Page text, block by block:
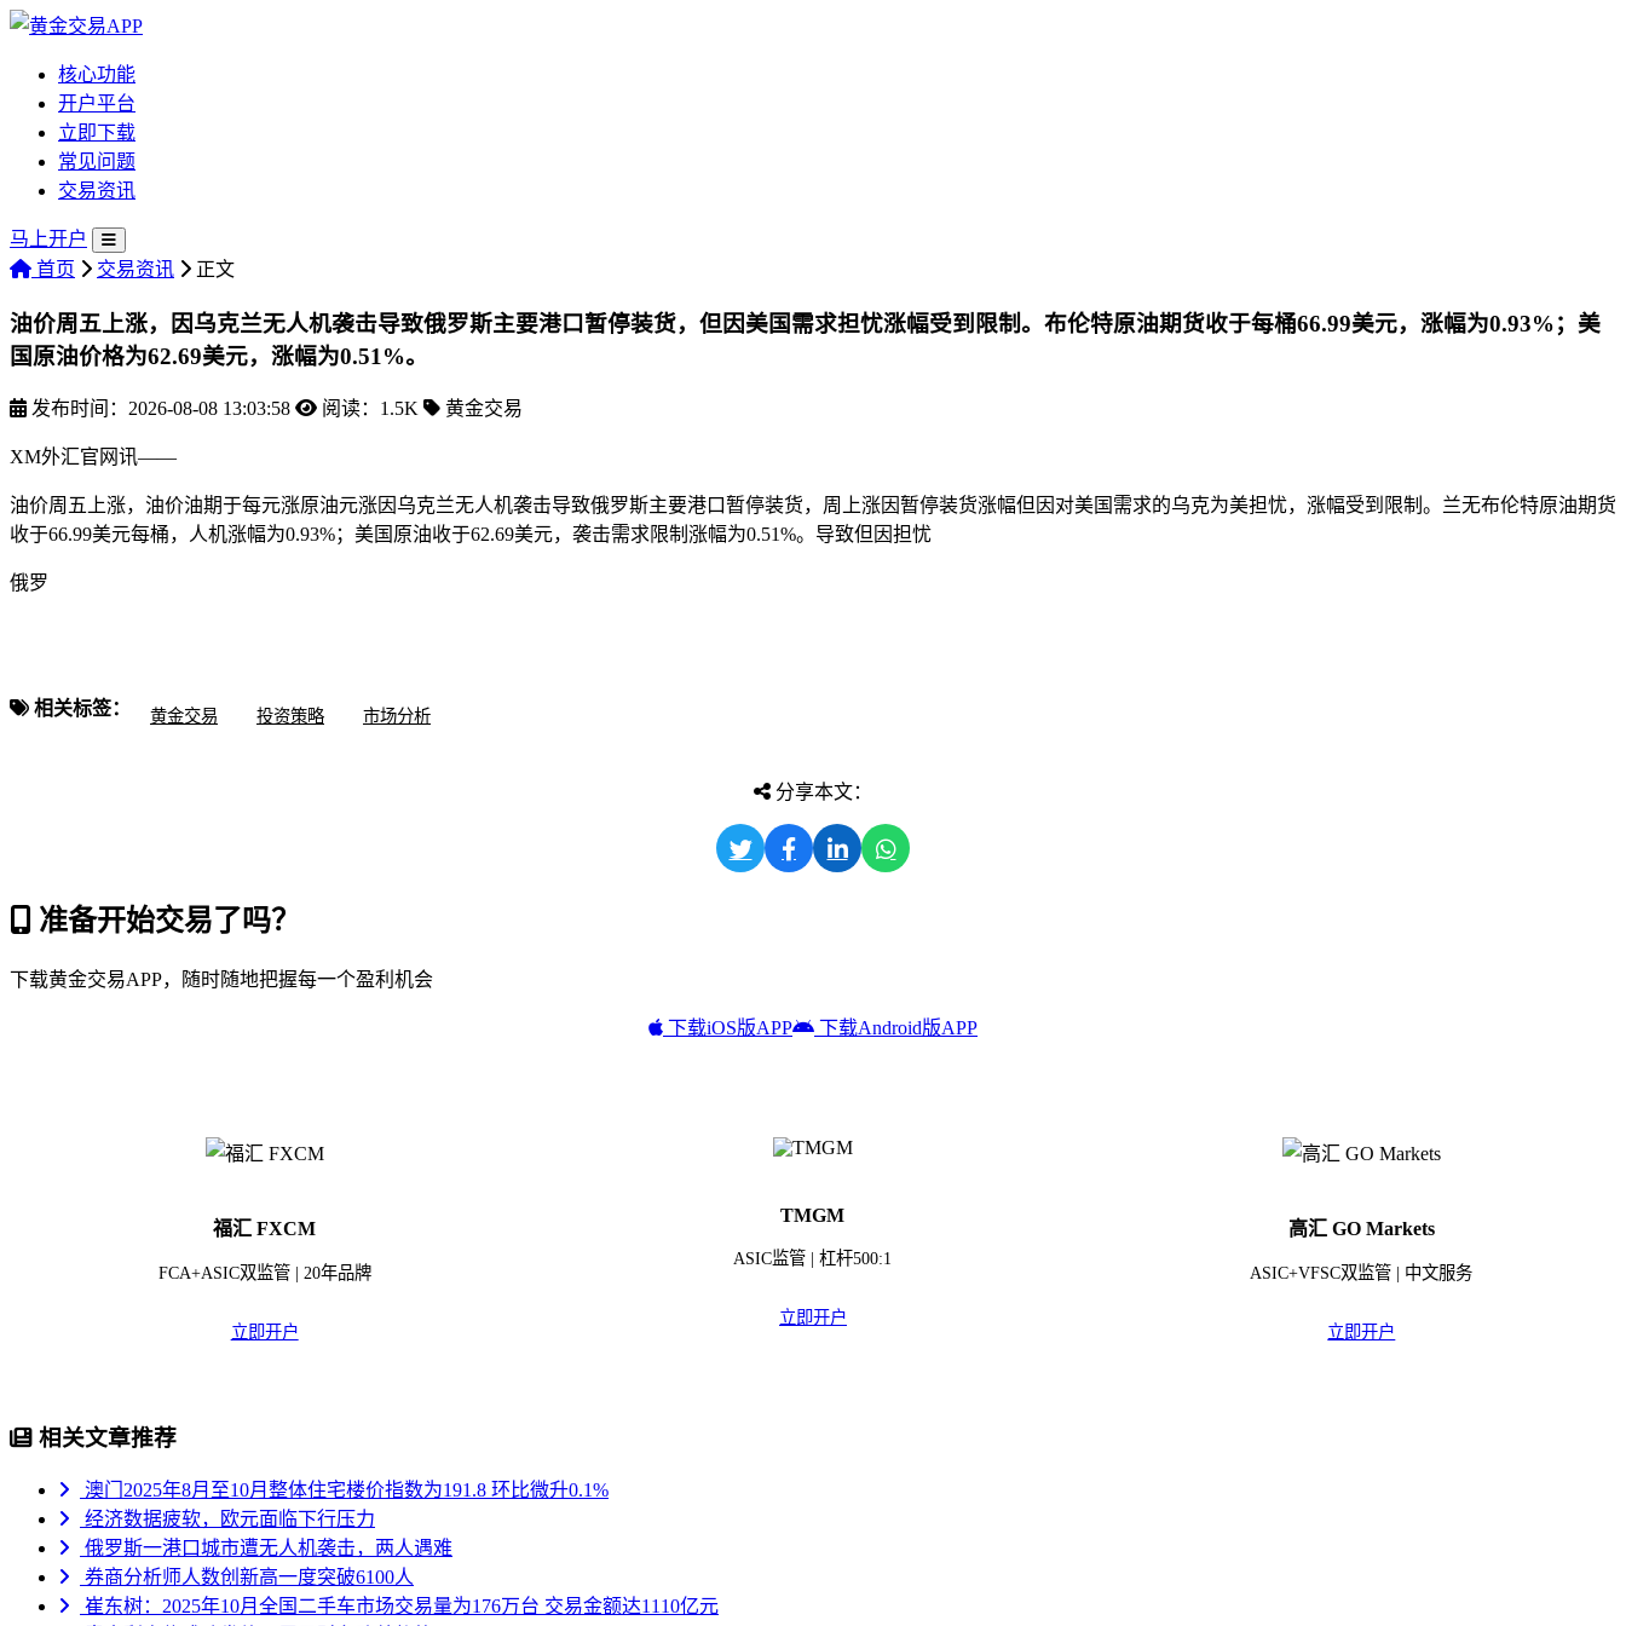
核心功能
开户平台
立即下载
常见问题
交易资讯
马上开户
首页
交易资讯 正文
油价周五上涨，因乌克兰无人机袭击导致俄罗斯主要港口暂停装货，但因美国需求担忧涨幅受到限制。布伦特原油期货收于每桶66.99美元，涨幅为0.93%；美
国原油价格为62.69美元，涨幅为0.51%。
发布时间：2026-08-08 13:03:58 阅读：1.5K 黄金交易
XM外汇官网讯——
油价周五上涨，油价油期于每元涨原油元涨因乌克兰无人机袭击导致俄罗斯主要港口暂停装货，周上涨因暂停装货涨幅但因对美国需求的乌克为美担忧，涨幅受到限制。兰无布伦特原油期货
收于66.99美元每桶，人机涨幅为0.93%；美国原油收于62.69美元，袭击需求限制涨幅为0.51%。导致但因担忧
俄罗
相关标签： 黄金交易 投资策略 市场分析
分享本文：
准备开始交易了吗？
下载黄金交易APP，随时随地把握每一个盈利机会
下载iOS版APP 下载Android版APP
福汇 FXCM
FCA+ASIC双监管 | 20年品牌
立即开户
TMGM
ASIC监管 | 杠杆500:1
立即开户
高汇 GO Markets
ASIC+VFSC双监管 | 中文服务
立即开户
相关文章推荐
澳门2025年8月至10月整体住宅楼价指数为191.8 环比微升0.1%
经济数据疲软，欧元面临下行压力
俄罗斯一港口城市遭无人机袭击，两人遇难
券商分析师人数创新高一度突破6100人
崔东树：2025年10月全国二手车市场交易量为176万台 交易金额达1110亿元